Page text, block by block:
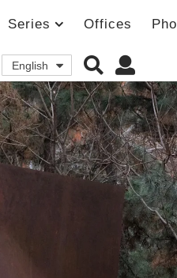
Series Offices
English